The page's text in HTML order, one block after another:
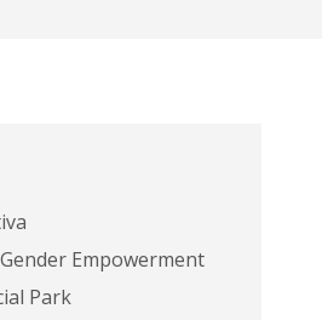
Empowerment
Park